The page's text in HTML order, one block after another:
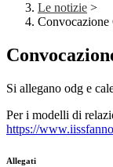
Le notizie >
Convocazione
Si allegano odg e
Per i modelli di
https://
Allegati